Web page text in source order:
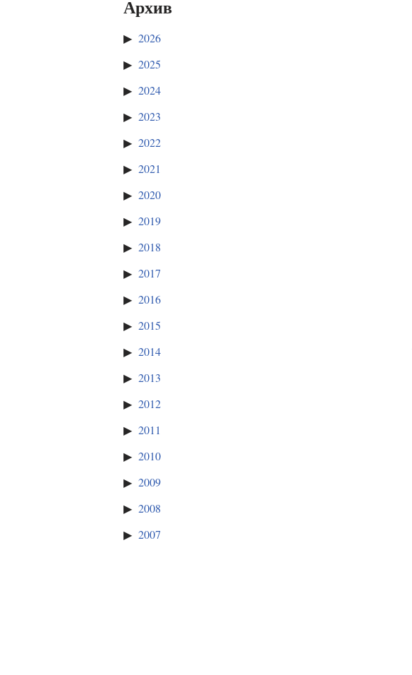
Архив
2026
2025
2024
2023
2022
2021
2020
2019
2018
2017
2016
2015
2014
2013
2012
2011
2010
2009
2008
2007